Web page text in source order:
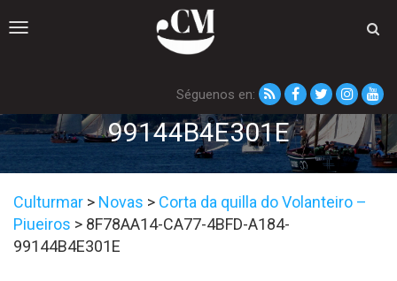
Toggle
Séguenos en:
8F78AA14-CA77-4BFD-A184-
99144B4E301E
Culturmar > Novas > Corta da quilla do Volanteiro –
Piueiros > 8F78AA14-CA77-4BFD-A184-
99144B4E301E